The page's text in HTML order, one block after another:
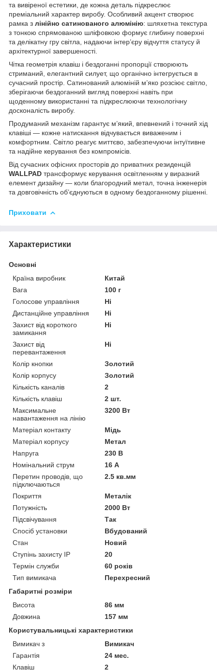
та вивіреної естетики, де кожна деталь підкреслює
преміальний характер виробу. Особливий акцент створює
рамка з лінійно сатинованого алюмінію: шляхетна текстура
з тонкою спрямованою шліфовкою формує глибину поверхні
та делікатну гру світла, надаючи інтер’єру відчуття статусу й
архітектурної завершеності.
Чітка геометрія клавіш і бездоганні пропорції створюють
стриманий, елегантний силует, що органічно інтегрується в
сучасний простір. Сатинований алюміній м’яко розсіює світло,
зберігаючи бездоганний вигляд поверхні навіть при
щоденному використанні та підкреслюючи технологічну
досконалість виробу.
Продуманий механізм гарантує м’який, впевнений і точний хід
клавіші — кожне натискання відчувається виваженим і
комфортним. Світло реагує миттєво, забезпечуючи інтуїтивне
та надійне керування без компромісів.
Від сучасних офісних просторів до приватних резиденцій
WALLPAD трансформує керування освітленням у виразний
елемент дизайну — коли благородний метал, точна інженерія
та довговічність об’єднуються в одному бездоганному рішенні.
Приховати
Характеристики
Основні
Країна виробник
Китай
Вага
100 г
Голосове управління
Ні
Дистанційне управління
Ні
Захист від короткого
замикання
Ні
Захист від
перевантаження
Ні
Колір кнопки
Золотий
Колір корпусу
Золотий
Кількість каналів
2
Кількість клавіш
2 шт.
Максимальне
навантаження на лінію
3200 Вт
Матеріал контакту
Мідь
Матеріал корпусу
Метал
Напруга
230 В
Номінальний струм
16 А
Перетин проводів, що
підключаються
2.5 кв.мм
Покриття
Металік
Потужність
2000 Вт
Підсвічування
Так
Спосіб установки
Вбудований
Стан
Новий
Ступінь захисту IP
20
Термін служби
60 років
Тип вимикача
Перехресний
Габаритні розміри
Висота
86 мм
Довжина
157 мм
Користувальницькі характеристики
Вимикач з
Вимикач
Гарантія
24 мес.
Клавіш
2